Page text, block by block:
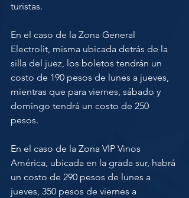
turistas.
En el caso de la Zona General
Electrolit, misma ubicada detrás de la
silla del juez, los boletos tendrán un
costo de 190 pesos de lunes a jueves,
mientras que para viernes, sábado y
domingo tendrá un costo de 250
pesos.
En el caso de la Zona VIP Vinos
América, ubicada en la grada sur, habrá
un costo de 290 pesos de lunes a
jueves, 350 pesos de viernes a